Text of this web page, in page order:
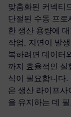
맞춤화된 커넥티
단절된 수동 프로
한 생산 용량에
작업, 지연이 발
복하려면 데이터
까지 효율적인
식이 필요합니다.
은 생산 라이프사
을 유지하는 데